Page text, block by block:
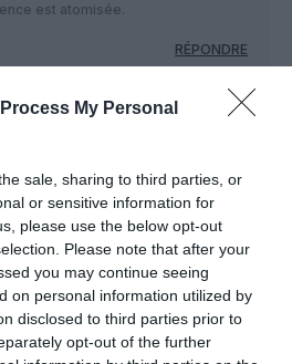
My Personal
sale, sharing to third parties, or
or sensitive information for
please use the below opt-out
Please note that after your
you may continue seeing
on personal information utilized by
disclosed to third parties prior to
opt-out of the further
est atomisée.
RÉPONDRE
UN DON
aux lecteurs !
participezà son
!